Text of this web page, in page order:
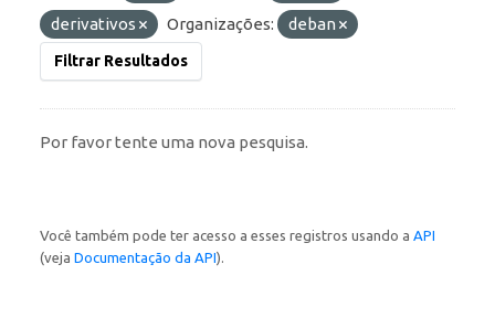
derivativos
Organizações: deban
Filtrar Resultados
Por favor tente uma nova pesquisa.
Você também pode ter acesso a esses registros usando a API
(veja Documentação da API).